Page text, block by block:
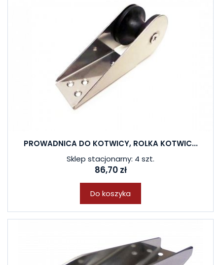
PROWADNICA DO KOTWICY, ROLKA KOTWIC...
Sklep stacjonarny: 4 szt.
86,70 zł
Do koszyka